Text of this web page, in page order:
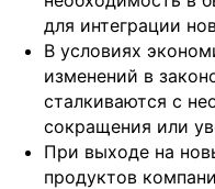
для интеграции
В условиях
изменений в
сталкиваются с
сокращения или
При выходе на
продуктов